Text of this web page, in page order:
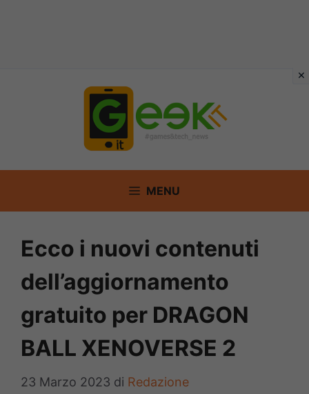
MENU
Ecco i nuovi contenuti
dell’aggiornamento
gratuito per DRAGON
BALL XENOVERSE 2
23 Marzo 2023 di Redazione